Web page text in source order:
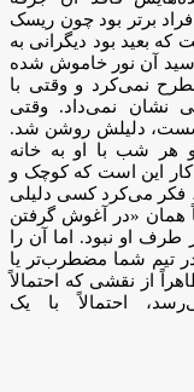
برتر بود چون ریسک
بعید بود دیگرانی به
آن نور خاموش شده
نمی‌کرد و وقتی با
نشان نمی‌داد. وقتی
نشست، دلیلش روشن شد.
هر شب با او به خانه
کار این است که کوچک و
فکر می‌کرد کسی دلیلی
همان «در آغوش گرفتن
طرف او نبود. اما آن را
تیم شما مضطرب‌تر یا
از نقشی که احتمالاً
احتمالاً با یک